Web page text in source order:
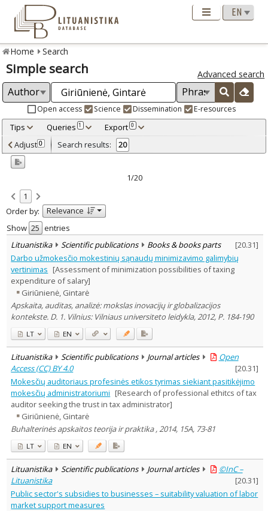
Home Search
Simple search Advanced search
Open access Science Dissemination E-resources
Tips Queries 1 Export 0
Adjusted by criteria 0
Year
Refine
Open access
Scientific publications 19
Dissemination publications
Document Type:
Books & books parts 2
Journal articles 17
Dissertations 1
Subject area :
Education
1
Economics 16
Political sciences 1
Sociology
Management 14
Text language
Country of publication
Historical periods
Lithuanian place names
Subject
Journal
Adjust 0 Search results: 20
1/20
1
Order by:
Relevance
Show
entries
Lituanistika
Scientific publications Books & books parts [20.31]
Darbo užmokesčio mokestinių sąnaudų minimizavimo galimybių
vertinimas [Assessment of minimization possibilities of taxing
expenditure of salary]
Giriūnienė, Gintarė
Apskaita, auditas, analizė: mokslas inovacijų ir globalizacijos
kontekste. D. 1. Vilnius: Vilniaus universiteto leidykla, 2012, P. 184-190
LT EN
Lituanistika Scientific publications Journal articles
Open
Access (CC) BY 4.0
[20.31]
Mokesčių auditoriaus profesinės etikos tyrimas siekiant pasitikėjimo
mokesčių administratoriumi [Research of professional ethitcs of tax
auditor seeking the trust in tax administrator]
Giriūnienė, Gintarė
Buhalterinės apskaitos teorija ir praktika , 2014, 15A, 73-81
LT EN
Lituanistika Scientific publications Journal articles
©InC –
Lituanistika
[20.31]
Public sector's subsidies to businesses – suitability valuation of labor
market support measures